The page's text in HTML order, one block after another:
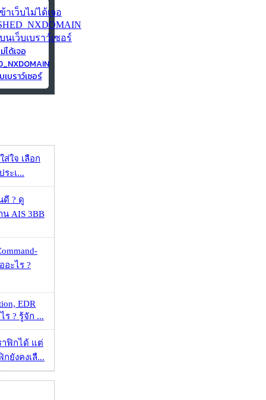
ได้เจอ
บราว์เซอร์
ส่ใจ เลือก
ระเ...
ดี ? ดู
AIS 3BB
อะไร ?
EDR
ร ? รู้จัก ...
าฟิกได้ แต่
ยังคงเลื...